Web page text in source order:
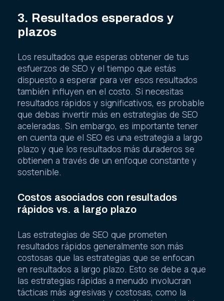
3. Resultados esperados y
plazos
Los resultados que esperas obtener de tus
esfuerzos de SEO y el tiempo que estás
dispuesto a esperar para ver esos resultados
también influyen en el costo. Si necesitas
resultados rápidos y significativos, es probable
que debas invertir más en estrategias de SEO
aceleradas. Sin embargo, es importante tener
en cuenta que el SEO es una estrategia a largo
plazo y que los resultados más duraderos se
obtienen a través de un enfoque constante y
sostenible.
Costos asociados con resultados
rápidos vs. a largo plazo
Las estrategias de SEO que prometen
resultados rápidos generalmente son más
costosas que las estrategias que se enfocan
en resultados a largo plazo. Esto se debe a que
las estrategias rápidas a menudo involucran
tácticas más agresivas y costosas, como la